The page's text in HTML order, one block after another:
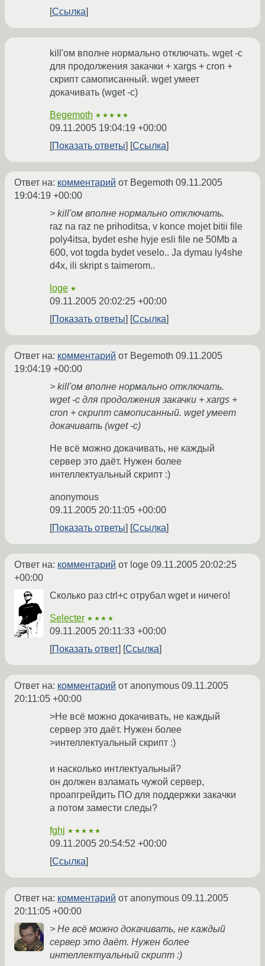
Ссылка
kill'ом вполне нормально отключать. wget -c
для продолжения закачки + xargs + cron +
скрипт самописанный. wget умеет
докачивать (wget -c)
Begemoth ★★★★★
09.11.2005 19:04:19 +00:00
Показать ответы
Ссылка
Ответ на: комментарий от Begemoth 09.11.2005
19:04:19 +00:00
> kill'ом вполне нормально отключать.
raz na raz ne prihoditsa, v konce mojet bitii file
poly4itsa, bydet eshe hyje esli file ne 50Mb a
600, vot togda bydet veselo.. Ja dymau ly4she
d4x, ili skript s taimerom..
loge ★
09.11.2005 20:02:25 +00:00
Показать ответы
Ссылка
Ответ на: комментарий от Begemoth 09.11.2005
19:04:19 +00:00
> kill'ом вполне нормально отключать.
wget -c для продолжения закачки + xargs +
cron + скрипт самописанный. wget умеет
докачивать (wget -c)
Не всё можно докачивать, не каждый
сервер это даёт. Нужен более
интеллектуальный скрипт :)
anonymous
09.11.2005 20:11:05 +00:00
Показать ответы
Ссылка
Ответ на: комментарий от loge 09.11.2005 20:02:25
+00:00
Сколько раз ctrl+c отрубал wget и ничего!
Selecter ★★★★
09.11.2005 20:11:33 +00:00
Показать ответ
Ссылка
Ответ на: комментарий от anonymous 09.11.2005
20:11:05 +00:00
>Не всё можно докачивать, не каждый
сервер это даёт. Нужен более
>интеллектуальный скрипт :)
и насколько интлектуальный?
он должен взламать чужой сервер,
проапгрейдить ПО для поддержки закачки
а потом замести следы?
fghj ★★★★★
09.11.2005 20:54:52 +00:00
Ссылка
Ответ на: комментарий от anonymous 09.11.2005
20:11:05 +00:00
> Не всё можно докачивать, не каждый
сервер это даёт. Нужен более
интеллектуальный скрипт :)